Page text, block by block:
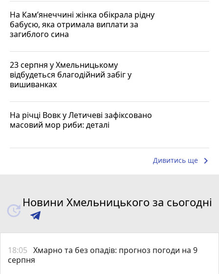
На Кам’янеччині жінка обікрала рідну
бабусю, яка отримала виплати за
загиблого сина
23 серпня у Хмельницькому
відбудеться благодійний забіг у
вишиванках
На річці Вовк у Летичеві зафіксовано
масовий мор риби: деталі
Дивитись ще keyboard_arrow_right
Новини Хмельницького за сьогодні
18:05 Хмарно та без опадів: прогноз погоди на 9
серпня